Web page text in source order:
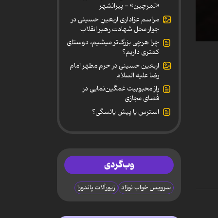
0
«تمرچین» - پیرانشهر
مراسم عزاداری اربعینِ حسینی در
جوار محل شهادت رهبر انقلاب
چرا هرچی بزرگ‌تر میشیم، دوستای
کمتری داریم؟
اربعین حسینی در حرم مطهر امام
رضا علیه السلام
راز محبوبیت غمگین‌نمایی در
فضای مجازی
استرس یا پیش یائسگی؟
وب‌گردی
سرویس خواب نوزاد زیورآلات پاندورا